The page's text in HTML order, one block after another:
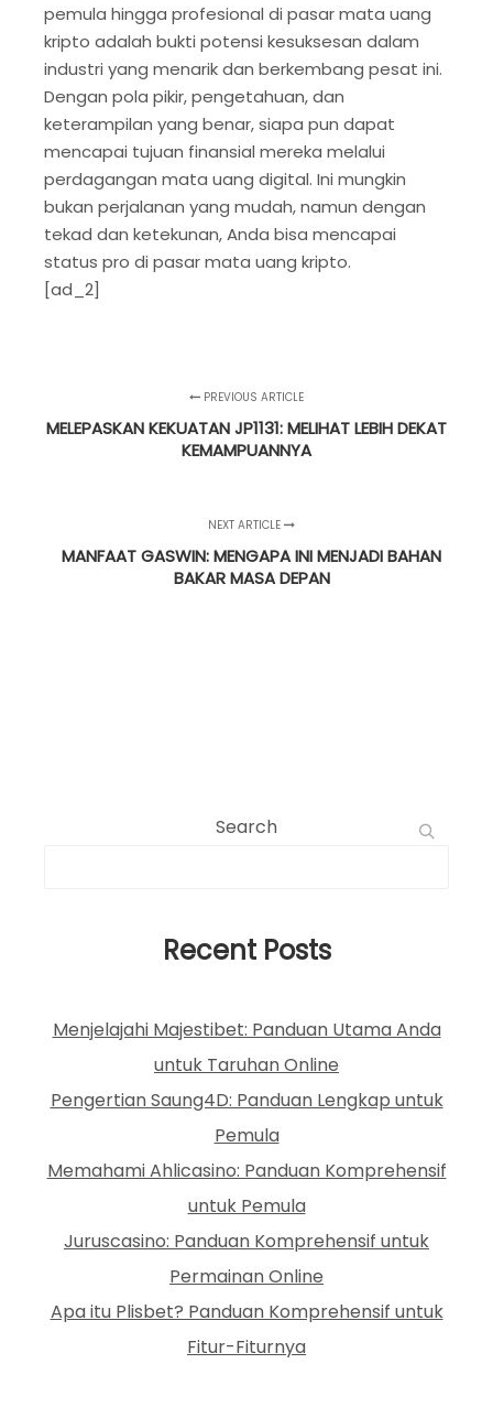
pemula hingga profesional di pasar mata uang
kripto adalah bukti potensi kesuksesan dalam
industri yang menarik dan berkembang pesat ini.
Dengan pola pikir, pengetahuan, dan
keterampilan yang benar, siapa pun dapat
mencapai tujuan finansial mereka melalui
perdagangan mata uang digital. Ini mungkin
bukan perjalanan yang mudah, namun dengan
tekad dan ketekunan, Anda bisa mencapai
status pro di pasar mata uang kripto.
[ad_2]
PREVIOUS ARTICLE
MELEPASKAN KEKUATAN JP1131: MELIHAT LEBIH DEKAT
KEMAMPUANNYA
NEXT ARTICLE
MANFAAT GASWIN: MENGAPA INI MENJADI BAHAN
BAKAR MASA DEPAN
Search
Recent Posts
Menjelajahi Majestibet: Panduan Utama Anda
untuk Taruhan Online
Pengertian Saung4D: Panduan Lengkap untuk
Pemula
Memahami Ahlicasino: Panduan Komprehensif
untuk Pemula
Juruscasino: Panduan Komprehensif untuk
Permainan Online
Apa itu Plisbet? Panduan Komprehensif untuk
Fitur-Fiturnya